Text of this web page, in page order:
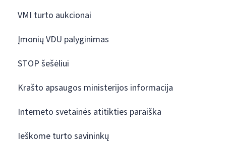
VMI turto aukcionai
Įmonių VDU palyginimas
STOP šešėliui
Krašto apsaugos ministerijos informacija
Interneto svetainės atitikties paraiška
Ieškome turto savininkų